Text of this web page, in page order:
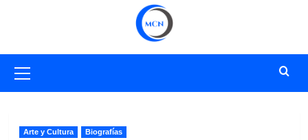
primario
Arte y Cultura Biografías